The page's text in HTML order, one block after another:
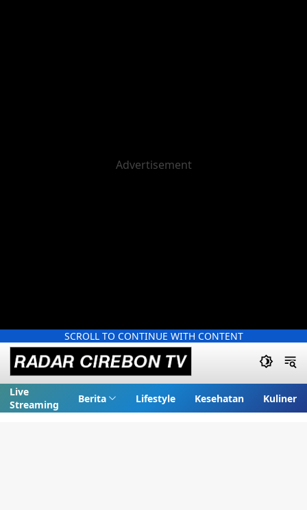
SCROLL TO CONTINUE WITH CONTENT
Live
Streaming
Berita Lifestyle Kesehatan Kuliner